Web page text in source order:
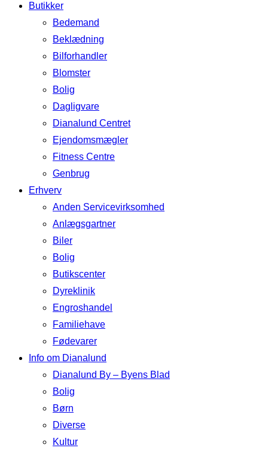
Butikker
Bedemand
Beklædning
Bilforhandler
Blomster
Bolig
Dagligvare
Dianalund Centret
Ejendomsmægler
Fitness Centre
Genbrug
Erhverv
Anden Servicevirksomhed
Anlægsgartner
Biler
Bolig
Butikscenter
Dyreklinik
Engroshandel
Familiehave
Fødevarer
Info om Dianalund
Dianalund By – Byens Blad
Bolig
Børn
Diverse
Kultur